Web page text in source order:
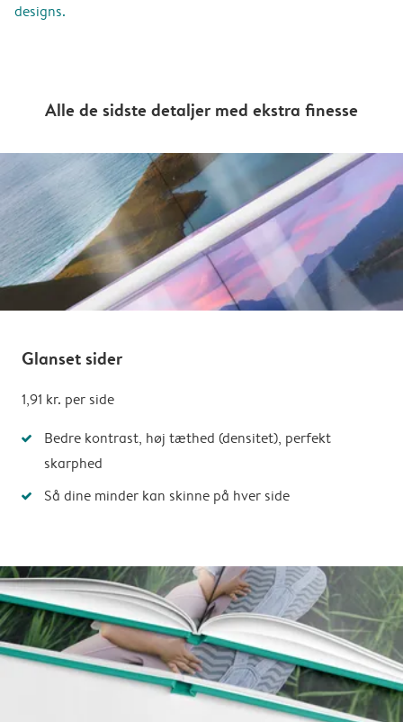
designs.
Alle de sidste detaljer med ekstra finesse
Glanset sider
1,91 kr. per side
Bedre kontrast, høj tæthed (densitet), perfekt
skarphed
Så dine minder kan skinne på hver side